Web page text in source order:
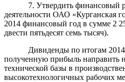
7. Утвердить финансовый
деятельности ОАО «Курганская
2014 финансовый год в сумме 2
двести пятьдесят семь тысяч).
Дивиденды по итогам
полученную прибыль направить
технической базы в
высокотехнологичных рабочих